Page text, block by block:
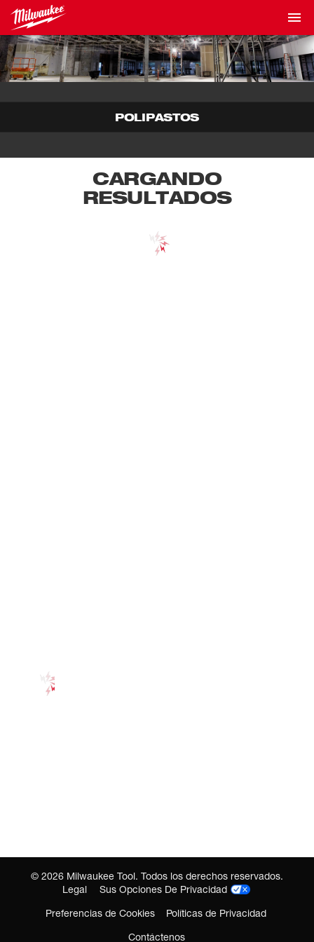
POLIPASTOS
CARGANDO
RESULTADOS
© 2026 Milwaukee Tool. Todos los derechos reservados.
Legal
Sus Opciones De Privacidad
Preferencias de Cookies
Políticas de Privacidad
Contáctenos